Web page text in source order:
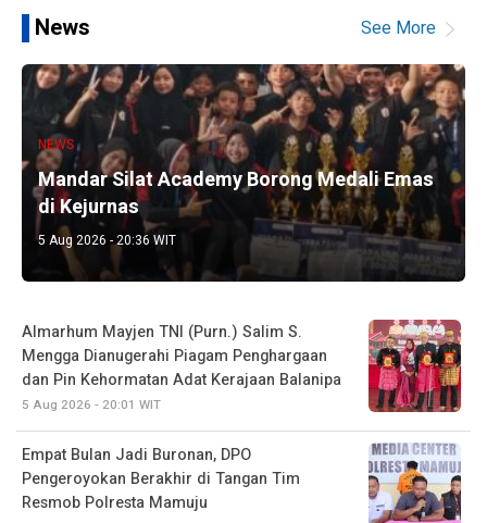
suaramandar
News See More
NEWS
Mandar Silat Academy Borong Medali Emas
di Kejurnas
5 Aug 2026 - 20:36 WIT
Almarhum Mayjen TNI (Purn.) Salim S.
Mengga Dianugerahi Piagam Penghargaan
dan Pin Kehormatan Adat Kerajaan Balanipa
5 Aug 2026 - 20:01 WIT
Empat Bulan Jadi Buronan, DPO
Pengeroyokan Berakhir di Tangan Tim
Resmob Polresta Mamuju